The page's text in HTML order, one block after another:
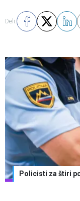
Deli:
Policisti za štiri